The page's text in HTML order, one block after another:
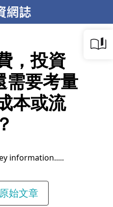
，投資
需要考量
本或流
information...
始文章